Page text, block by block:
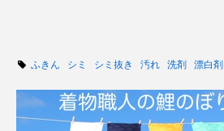
ふきん シミ シミ抜き 汚れ 洗剤 漂白剤